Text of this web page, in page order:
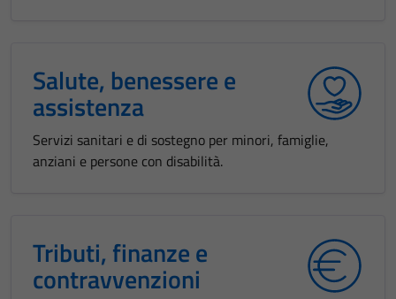
Salute, benessere e
assistenza
Servizi sanitari e di sostegno per minori, famiglie,
anziani e persone con disabilità.
Tributi, finanze e
contravvenzioni